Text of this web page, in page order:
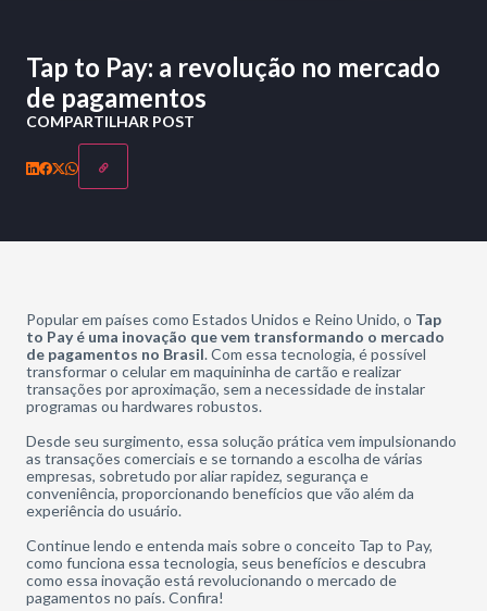
Tap to Pay: a revolução no mercado
de pagamentos
COMPARTILHAR POST
Popular em países como Estados Unidos e Reino Unido, o Tap
to Pay é uma inovação que vem transformando o mercado
de pagamentos no Brasil. Com essa tecnologia, é possível
transformar o celular em maquininha de cartão e realizar
transações por aproximação, sem a necessidade de instalar
programas ou hardwares robustos.
Desde seu surgimento, essa solução prática vem impulsionando
as transações comerciais e se tornando a escolha de várias
empresas, sobretudo por aliar rapidez, segurança e
conveniência, proporcionando benefícios que vão além da
experiência do usuário.
Continue lendo e entenda mais sobre o conceito Tap to Pay,
como funciona essa tecnologia, seus benefícios e descubra
como essa inovação está revolucionando o mercado de
pagamentos no país. Confira!